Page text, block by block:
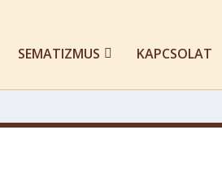
SEMATIZMUS KAPCSOLAT